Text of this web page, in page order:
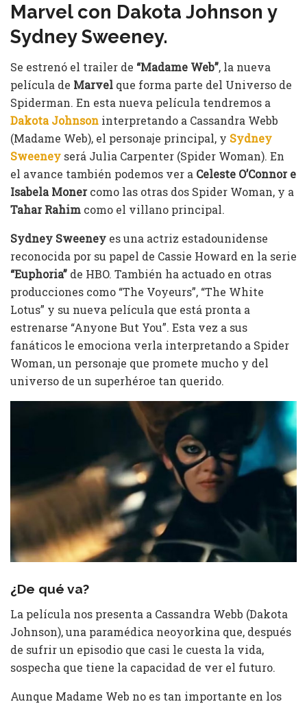
Marvel con Dakota Johnson y
Sydney Sweeney.
Se estrenó el trailer de “Madame Web”, la nueva
película de Marvel que forma parte del Universo de
Spiderman. En esta nueva película tendremos a
Dakota Johnson interpretando a Cassandra Webb
(Madame Web), el personaje principal, y Sydney
Sweeney será Julia Carpenter (Spider Woman). En
el avance también podemos ver a Celeste O’Connor e
Isabela Monercomo las otras dos Spider Woman, y a
Tahar Rahim como el villano principal.
Sydney Sweeney es una actriz estadounidense
reconocida por su papel de Cassie Howard en la serie
“Euphoria” de HBO. También ha actuado en otras
producciones como “The Voyeurs”, “The White
Lotus” y su nueva película que está pronta a
estrenarse “Anyone But You”. Esta vez a sus
fanáticos le emociona verla interpretando a Spider
Woman, un personaje que promete mucho y del
universo de un superhéroe tan querido.
¿De qué va?
La película nos presenta a Cassandra Webb (Dakota
Johnson), una paramédica neoyorkina que, después
de sufrir un episodio que casi le cuesta la vida,
sospecha que tiene la capacidad de ver el futuro.
Aunque Madame Web no es tan importante en los